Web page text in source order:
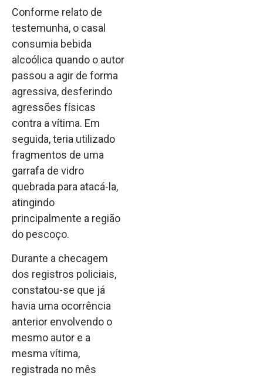
Conforme relato de
testemunha, o casal
consumia bebida
alcoólica quando o autor
passou a agir de forma
agressiva, desferindo
agressões físicas
contra a vítima. Em
seguida, teria utilizado
fragmentos de uma
garrafa de vidro
quebrada para atacá-la,
atingindo
principalmente a região
do pescoço.
Durante a checagem
dos registros policiais,
constatou-se que já
havia uma ocorrência
anterior envolvendo o
mesmo autor e a
mesma vítima,
registrada no mês